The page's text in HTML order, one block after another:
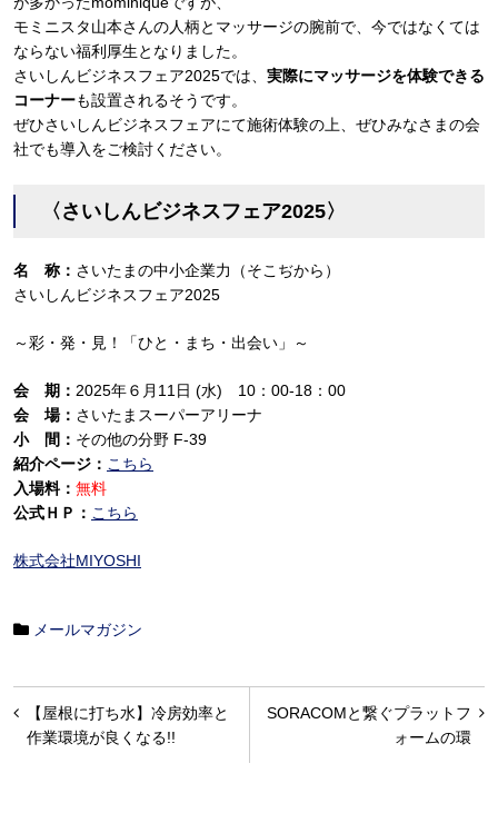
モミニスタ山本さんの人柄とマッサージの腕前で、今ではなくては
ならない福利厚生となりました。
さいしんビジネスフェア2025では、 実際にマッサージを体験できる
コーナーも設置されるそうです。
ぜひさいしんビジネスフェアにて施術体験の上、ぜひみなさまの会
社でも導入をご検討ください。
〈さいしんビジネスフェア2025〉
名 称： さいたまの中小企業力（そこぢから）
さいしんビジネスフェア2025
～彩・発・見！「ひと・まち・出会い」～
会 期： 2025年６月11日 (水) 10：00-18：00
会 場： さいたまスーパーアリーナ
小 間： その他の分野 F-39
紹介ページ： こちら
入場料： 無料
公式ＨＰ： こちら
株式会社MIYOSHI
メールマガジン
投
稿
SORACOMと繋ぐプラットフ
ォームの環
【屋根に打ち水】冷房効率と
作業環境が良くなる!!